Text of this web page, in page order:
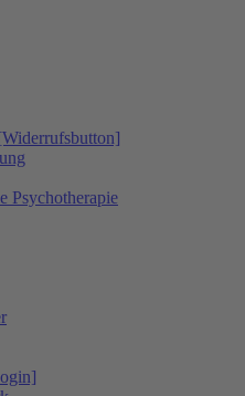
Psychotherapie